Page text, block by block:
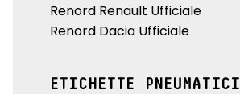
Renord Renault Ufficiale
Renord Dacia Ufficiale
ETICHETTE PNEUMATICI